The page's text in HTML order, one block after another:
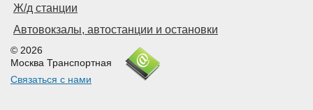
Ж/д станции
Автовокзалы, автостанции и остановки
© 2026
Москва Транспортная
Связаться с нами